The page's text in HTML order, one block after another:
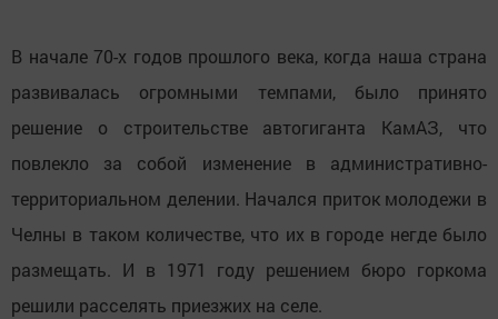
В начале 70-х годов прошлого века, когда наша страна
развивалась огромными темпами, было принято
решение о строительстве автогиганта КамАЗ, что
повлекло за собой изменение в административно-
территориальном делении. Начался приток молодежи в
Челны в таком количестве, что их в городе негде было
размещать. И в 1971 году решением бюро горкома
решили расселять приезжих на селе.